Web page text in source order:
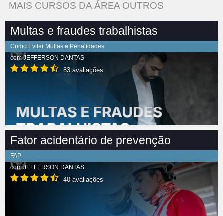
MAIS CURSOS DA ÁREA OUTROS
Multas e fraudes trabalhistas
Como Evitar Multas e Penalidades
comJEFFERSON DANTAS
83 avaliações
Fator acidentário de prevenção
FAP
comJEFFERSON DANTAS
40 avaliações